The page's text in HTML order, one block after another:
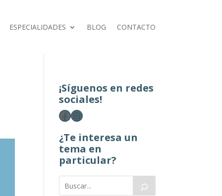
ESPECIALIDADES BLOG CONTACTO
¡Síguenos en redes
sociales!
Facebook
Instagram
¿Te interesa un
tema en
particular?